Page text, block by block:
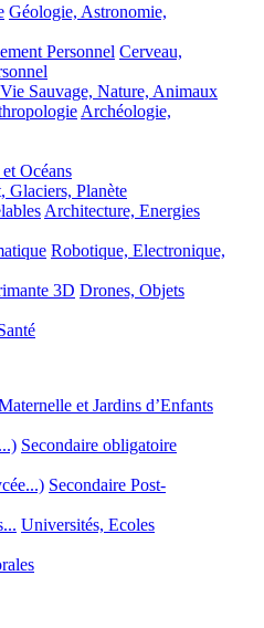
Géologie, Astronomie,
Personnel Cerveau,
Vie Sauvage, Nature, Animaux
Archéologie,
Océans
Glaciers, Planète
Architecture, Energies
Robotique, Electronique,
3D Drones, Objets
et Jardins d’Enfants
Secondaire obligatoire
Secondaire Post-
Universités, Ecoles